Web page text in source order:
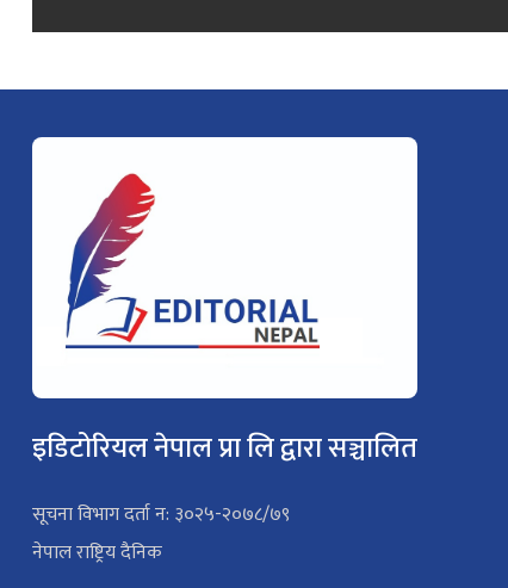
इडिटोरियल नेपाल प्रा लि द्वारा सञ्चालित
सूचना विभाग दर्ता न: ३०२५-२०७८/७९
नेपाल राष्ट्रिय दैनिक